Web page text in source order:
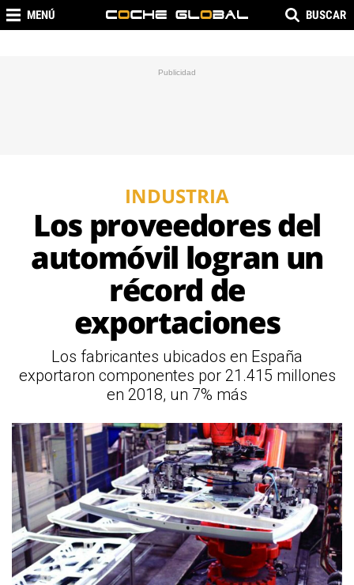
MENÚ BUSCAR
INDUSTRIA
Los proveedores del
automóvil logran un
récord de
exportaciones
Los fabricantes ubicados en España
exportaron componentes por 21.415 millones
en 2018, un 7% más